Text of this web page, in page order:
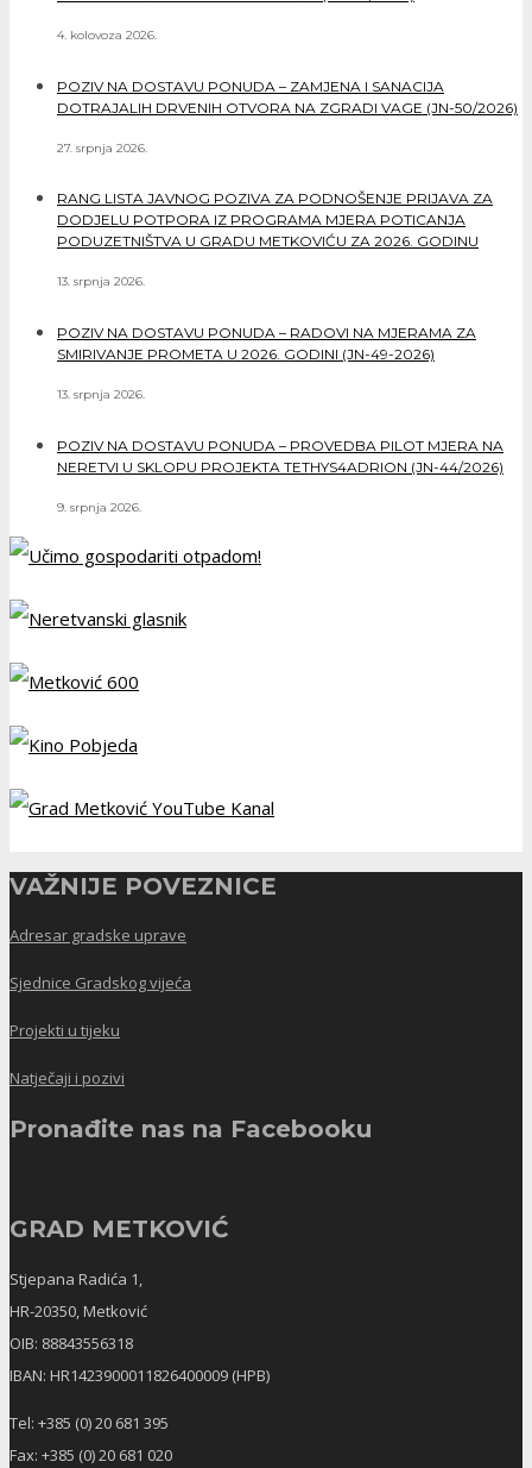
4. kolovoza 2026.
POZIV NA DOSTAVU PONUDA – ZAMJENA I SANACIJA
DOTRAJALIH DRVENIH OTVORA NA ZGRADI VAGE (JN-50/2026)
27. srpnja 2026.
RANG LISTA JAVNOG POZIVA ZA PODNOŠENJE PRIJAVA ZA
DODJELU POTPORA IZ PROGRAMA MJERA POTICANJA
PODUZETNIŠTVA U GRADU METKOVIĆU ZA 2026. GODINU
13. srpnja 2026.
POZIV NA DOSTAVU PONUDA – RADOVI NA MJERAMA ZA
SMIRIVANJE PROMETA U 2026. GODINI (JN-49-2026)
13. srpnja 2026.
POZIV NA DOSTAVU PONUDA – PROVEDBA PILOT MJERA NA
NERETVI U SKLOPU PROJEKTA TETHYS4ADRION (JN-44/2026)
9. srpnja 2026.
VAŽNIJE POVEZNICE
Adresar gradske uprave
Sjednice Gradskog vijeća
Projekti u tijeku
Natječaji i pozivi
Pronađite nas na Facebooku
GRAD METKOVIĆ
Stjepana Radića 1,
HR-20350, Metković
OIB: 88843556318
IBAN: HR1423900011826400009 (HPB)
Tel: +385 (0) 20 681 395
Fax: +385 (0) 20 681 020